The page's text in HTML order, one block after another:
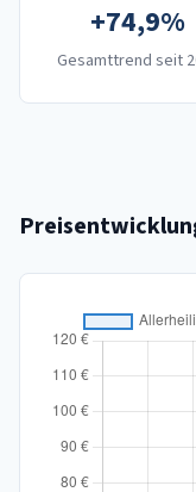
+74,9%
Gesamttrend seit